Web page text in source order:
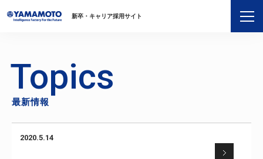
新卒・キャリア採用サイト
Topics
最新情報
2020.5.14